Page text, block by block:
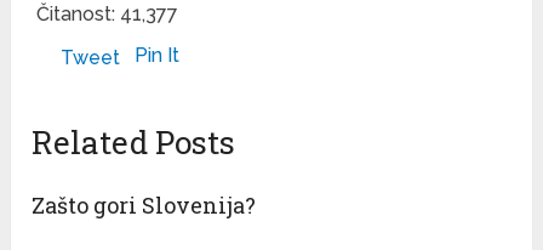
Čitanost: 41,377
Tweet
Pin It
Related Posts
Zašto gori Slovenija?